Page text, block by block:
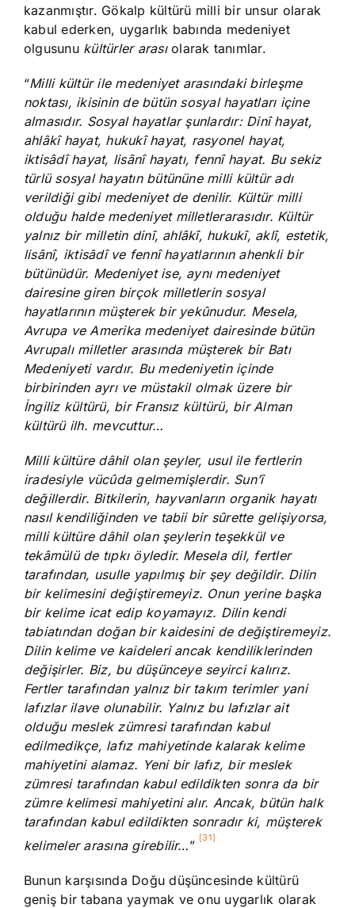
kazanmıştır. Gökalp kültürü milli bir unsur olarak
kabul ederken, uygarlık babında medeniyet
olgusunu kültürler arasıolarak tanımlar.
“Milli kültür ile medeniyet arasındaki birleşme
noktası, ikisinin de bütün sosyal hayatları içine
almasıdır. Sosyal hayatlar şunlardır: Dinî hayat,
ahlâkî hayat, hukukî hayat, rasyonel hayat,
iktisâdî hayat, lisânî hayatı, fennî hayat. Bu sekiz
türlü sosyal hayatın bütününe milli kültür adı
verildiği gibi medeniyet de denilir. Kültür milli
olduğu halde medeniyet milletlerarasıdır. Kültür
yalnız bir milletin dinî, ahlâkî, hukukî, aklî, estetik,
lisânî, iktisâdî ve fennî hayatlarının ahenkli bir
bütünüdür. Medeniyet ise, aynı medeniyet
dairesine giren birçok milletlerin sosyal
hayatlarının müşterek bir yekûnudur. Mesela,
Avrupa ve Amerika medeniyet dairesinde bütün
Avrupalı milletler arasında müşterek bir Batı
Medeniyeti vardır. Bu medeniyetin içinde
birbirinden ayrı ve müstakil olmak üzere bir
İngiliz kültürü, bir Fransız kültürü, bir Alman
kültürü ilh. mevcuttur…
Milli kültüre dâhil olan şeyler, usul ile fertlerin
iradesiyle vücûda gelmemişlerdir. Sun’î
değillerdir. Bitkilerin, hayvanların organik hayatı
nasıl kendiliğinden ve tabii bir sûrette gelişiyorsa,
milli kültüre dâhil olan şeylerin teşekkül ve
tekâmülü de tıpkı öyledir. Mesela dil, fertler
tarafından, usulle yapılmış bir şey değildir. Dilin
bir kelimesini değiştiremeyiz. Onun yerine başka
bir kelime icat edip koyamayız. Dilin kendi
tabiatından doğan bir kaidesini de değiştiremeyiz.
Dilin kelime ve kaideleri ancak kendiliklerinden
değişirler. Biz, bu düşünceye seyirci kalırız.
Fertler tarafından yalnız bir takım terimler yani
lafızlar ilave olunabilir. Yalnız bu lafızlar ait
olduğu meslek zümresi tarafından kabul
edilmedikçe, lafız mahiyetinde kalarak kelime
mahiyetini alamaz. Yeni bir lafız, bir meslek
zümresi tarafından kabul edildikten sonra da bir
zümre kelimesi mahiyetini alır. Ancak, bütün halk
tarafından kabul edildikten sonradır ki, müşterek
kelimeler arasına girebilir…” [31]
Bunun karşısında Doğu düşüncesinde kültürü
geniş bir tabana yaymak ve onu uygarlık olarak